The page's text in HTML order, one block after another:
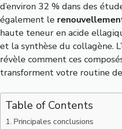
d’environ 32 % dans des
également le
haute teneur en acide
et la synthèse du collagène.
révèle comment ces
transforment votre routine
Table of Contents
Principales conclusions